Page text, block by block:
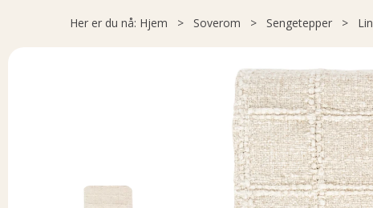
Her er du nå: Hjem > Soverom > Sengetepper > Lin